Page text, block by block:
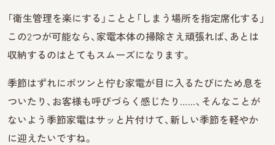
「衛生管理を楽にする」ことと「しまう場所を指定席化する」
この2つが可能なら、家電本体の掃除さえ頑張れば、あとは
収納するのはとてもスムーズになります。
季節はずれにポツンと佇む家電が目に入るたびにため息を
ついたり、お客様も呼びづらく感じたり……、そんなことが
ないよう季節家電はサッと片付けて、新しい季節を軽やか
に迎えたいですね。